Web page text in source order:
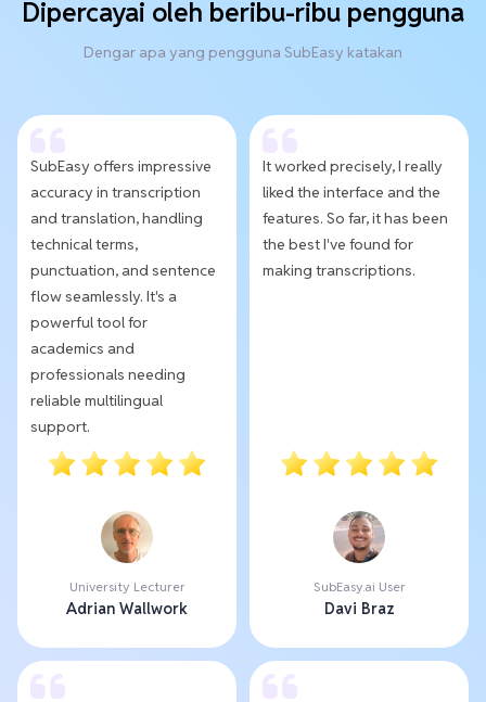
Dipercayai oleh beribu-ribu pengguna
Dengar apa yang pengguna SubEasy katakan
SubEasy offers impressive
accuracy in transcription
and translation, handling
technical terms,
punctuation, and sentence
flow seamlessly. It's a
powerful tool for
academics and
professionals needing
reliable multilingual
support.
University Lecturer
Adrian Wallwork
It worked precisely, I really
liked the interface and the
features. So far, it has been
the best I've found for
making transcriptions.
SubEasy.ai User
Davi Braz